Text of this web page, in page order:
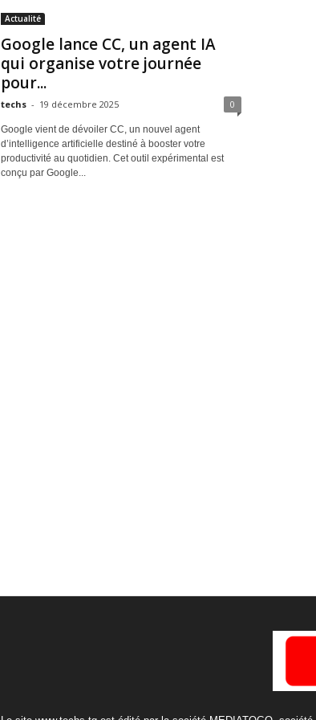
Actualité
Google lance CC, un agent IA
qui organise votre journée
pour...
techs - 19 décembre 2025 0
Google vient de dévoiler CC, un nouvel agent
d’intelligence artificielle destiné à booster votre
productivité au quotidien. Cet outil expérimental est
conçu par Google...